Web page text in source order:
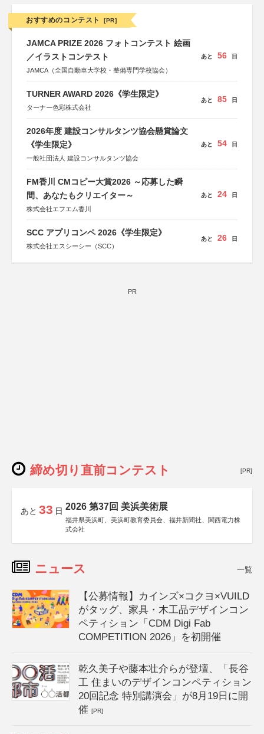
おすすめのコンテスト [PR]
JAMCA PRIZE 2026 フォトコンテスト 絵画
／イラストコンテスト
JAMCA（全国自動車大学校・整備専門学校協会）
あと 56 日
TURNER AWARD 2026《学生限定》
ターナー色彩株式会社
あと 85 日
2026年度 建設コンサルタンツ協会懸賞論文
《学生限定》
一般社団法人 建設コンサルタンツ協会
あと 54 日
FM香川 CMコピー大賞2026 ～応募した瞬
間、あなたもクリエイター～
株式会社エフエム香川
あと 24 日
SCC アプリコンペ 2026《学生限定》
株式会社エスシーシー（SCC）
あと 26 日
PR
締め切り直前コンテスト [PR]
あと 33 日 2026 第37回 美浜美術展
福井県美浜町、美浜町教育委員会、福井新聞社、関西電力株
式会社
ニュース 一覧
【公募情報】カインズ×コクヨ×VUILD
がタッグ、家具・木工品デザインコン
ペティション「CDM Digi Fab
COMPETITION 2026」を初開催
乾久美子や藤本壮介らが登壇、「長谷
工 住まいのデザインコンペティション
20回記念 特別講演会」が8月19日に開
催[PR]